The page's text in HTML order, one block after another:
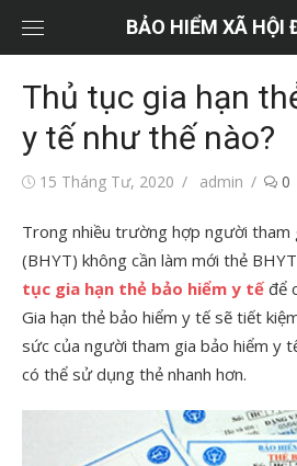
BẢO HIỂM XÃ HỘI
Thủ tục gia hạn
y tế như thế nào?
Đăng15 Tháng Tư, 2020
Tác
admin 0
Trong nhiều trường hợp người tham
(BHYT) không cần làm mới thẻ
tục gia hạn thẻ bảo hiểm y tế để
Gia hạn thẻ bảo hiểm y tế sẽ tiết
sức của người tham gia bảo hiểm y
có thể sử dụng thẻ nhanh hơn.